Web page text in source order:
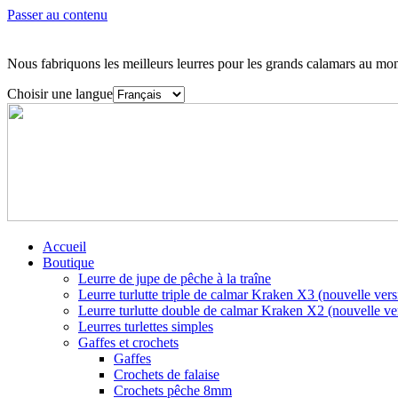
Passer au contenu
Nous fabriquons les meilleurs leurres pour les grands calamars au
Choisir une langue
Accueil
Boutique
Leurre de jupe de pêche à la traîne
Leurre turlutte triple de calmar Kraken X3 (nouvelle
Leurre turlutte double de calmar Kraken X2 (nouvelle
Leurres turlettes simples
Gaffes et crochets
Gaffes
Crochets de falaise
Crochets pêche 8mm